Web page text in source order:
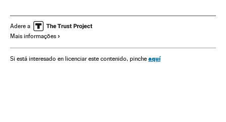
Adere a
Mais informações
Si está interesado en licenciar este contenido, pinche aquí